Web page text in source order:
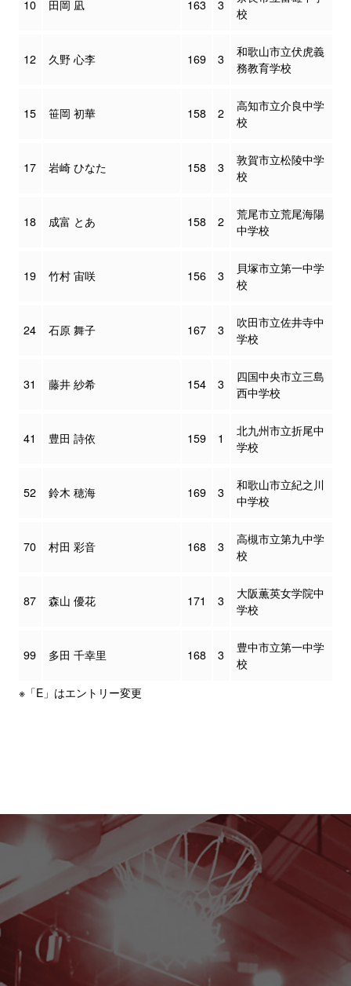
10 田岡 凪 163 3
校
12 久野 心李 169 3
和歌山市立伏虎義
務教育学校
15 笹岡 初華 158 2
高知市立介良中学
校
17 岩崎 ひなた 158 3
敦賀市立松陵中学
校
18 成富 とあ 158 2
荒尾市立荒尾海陽
中学校
19 竹村 宙咲 156 3
貝塚市立第一中学
校
24 石原 舞子 167 3
吹田市立佐井寺中
学校
31 藤井 紗希 154 3
四国中央市立三島
西中学校
41 豊田 詩依 159 1
北九州市立折尾中
学校
52 鈴木 穂海 169 3
和歌山市立紀之川
中学校
70 村田 彩音 168 3
高槻市立第九中学
校
87 森山 優花 171 3
大阪薫英女学院中
学校
99 多田 千幸里 168 3
豊中市立第一中学
校
※「E」はエントリー変更